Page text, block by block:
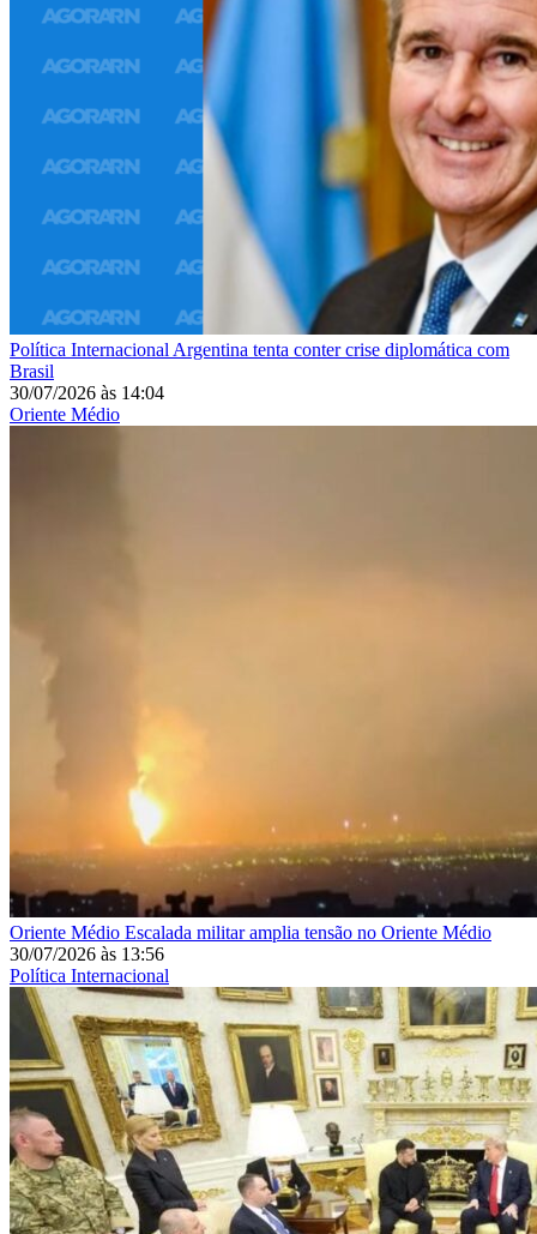
Política Internacional Argentina tenta conter crise diplomática com
Brasil
30/07/2026 às 14:04
Oriente Médio
Oriente Médio Escalada militar amplia tensão no Oriente Médio
30/07/2026 às 13:56
Política Internacional